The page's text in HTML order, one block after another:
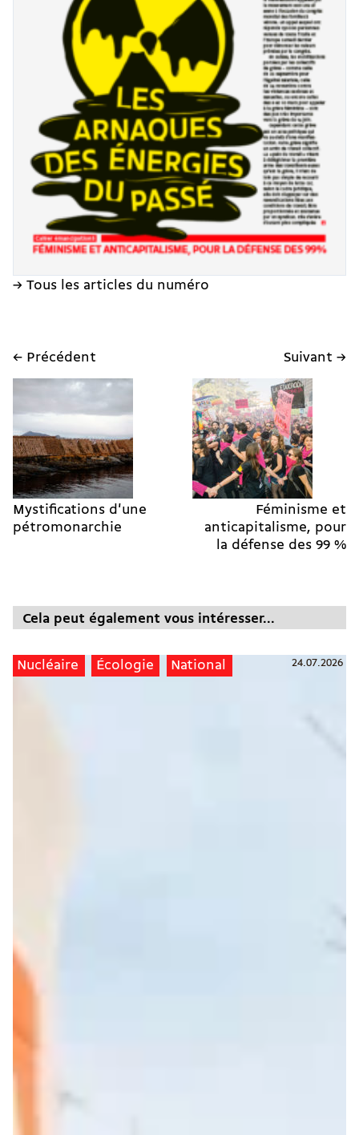
→ Tous les articles du numéro
← Précédent
Mystifications d'une
pétromonarchie
Suivant →
Féminisme et
anticapitalisme, pour
la défense des 99 %
Cela peut également vous intéresser...
Nucléaire Écologie National 24.07.2026